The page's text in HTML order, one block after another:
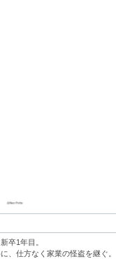
卒1年目。
、仕方なく家業の怪盗を継ぐ。